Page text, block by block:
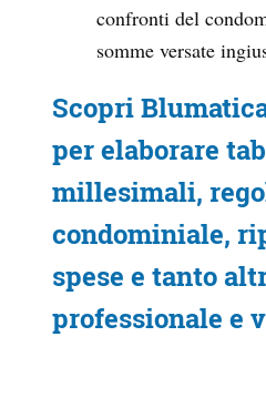
confronti del
somme versate
Scopri
per elaborare
millesimali,
condominiale,
spese e tanto
professionale e